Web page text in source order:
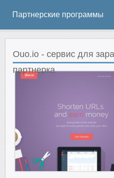
Партнерские программы
Ouo.io - сервис для
партнерка